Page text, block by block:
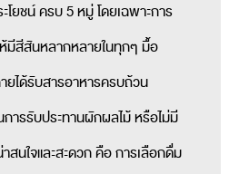
โยชน์ ครบ 5 หมู่ โดยเฉพาะการ
มีสีสันหลากหลายในทุกๆ มื้อ
ยได้รับสารอาหารครบถ้วน
ารรับประทานผักผลไม้ หรือไม่มี
สนใจและสะดวก คือ การเลือกดื่ม